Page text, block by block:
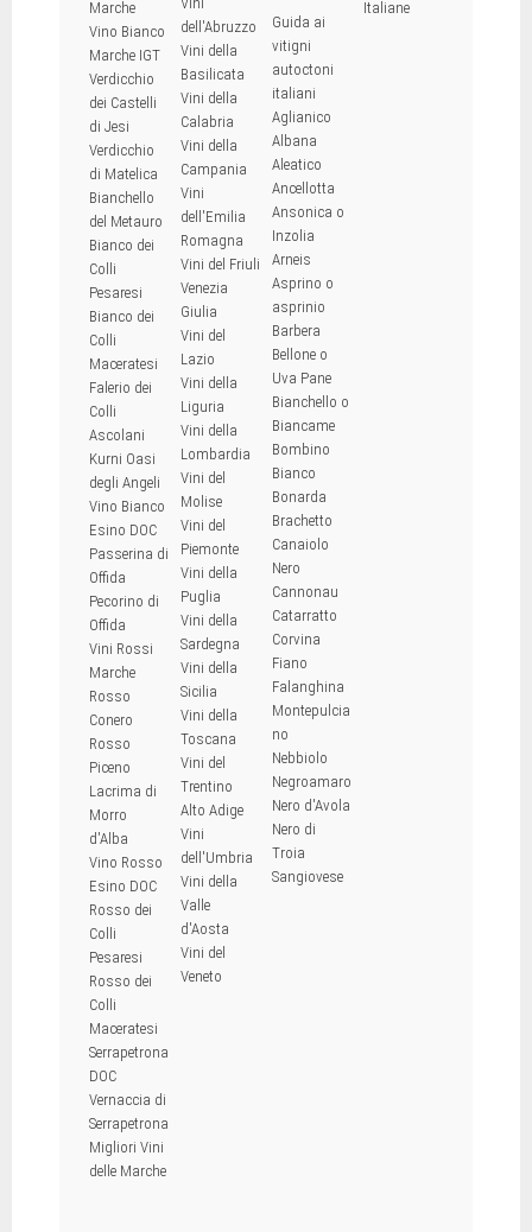
Marche
Vino Bianco
Marche IGT
Verdicchio
dei Castelli
di Jesi
Verdicchio
di Matelica
Bianchello
del Metauro
Bianco dei
Colli
Pesaresi
Bianco dei
Colli
Maceratesi
Falerio dei
Colli
Ascolani
Kurni Oasi
degli Angeli
Vino Bianco
Esino DOC
Passerina di
Offida
Pecorino di
Offida
Vini Rossi
Marche
Rosso
Conero
Rosso
Piceno
Lacrima di
Morro
d'Alba
Vino Rosso
Esino DOC
Rosso dei
Colli
Pesaresi
Rosso dei
Colli
Maceratesi
Serrapetrona
DOC
Vernaccia di
Serrapetrona
Migliori Vini
delle Marche
dell'Abruzzo
Vini della
Basilicata
Vini della
Calabria
Vini della
Campania
Vini
dell'Emilia
Romagna
Vini del Friuli
Venezia
Giulia
Vini del
Lazio
Vini della
Liguria
Vini della
Lombardia
Vini del
Molise
Vini del
Piemonte
Vini della
Puglia
Vini della
Sardegna
Vini della
Sicilia
Vini della
Toscana
Vini del
Trentino
Alto Adige
Vini
dell'Umbria
Vini della
Valle
d'Aosta
Vini del
Veneto
Guida ai
vitigni
autoctoni
italiani
Aglianico
Albana
Aleatico
Ancellotta
Ansonica o
Inzolia
Arneis
Asprino o
asprinio
Barbera
Bellone o
Uva Pane
Bianchello o
Biancame
Bombino
Bianco
Bonarda
Brachetto
Canaiolo
Nero
Cannonau
Catarratto
Corvina
Fiano
Falanghina
Montepulcia
no
Nebbiolo
Negroamaro
Nero d'Avola
Nero di
Troia
Sangiovese
Italiane